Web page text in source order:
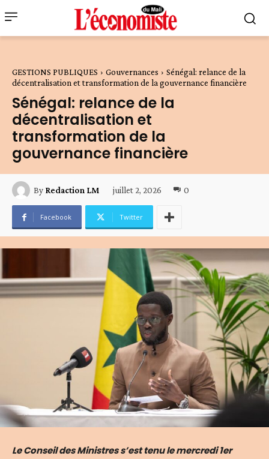
GESTIONS PUBLIQUES Gouvernances
Sénégal: relance de la
décentralisation et transformation de la gouvernance financière
Sénégal: relance de la
décentralisation et
transformation de la
gouvernance financière
By Redaction LM juillet 2, 2026 0
Facebook Twitter
Le Conseil des Ministres s’est tenu le mercredi 1er